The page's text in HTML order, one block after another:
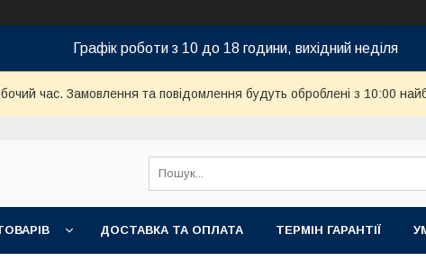
Графік роботи з 10 до 18 години, вихідний неділя
час. Замовлення та повідомлення будуть оброблені з 10:00
ДОСТАВКА ТА ОПЛАТА ТЕРМІН ГАРАНТІЇ